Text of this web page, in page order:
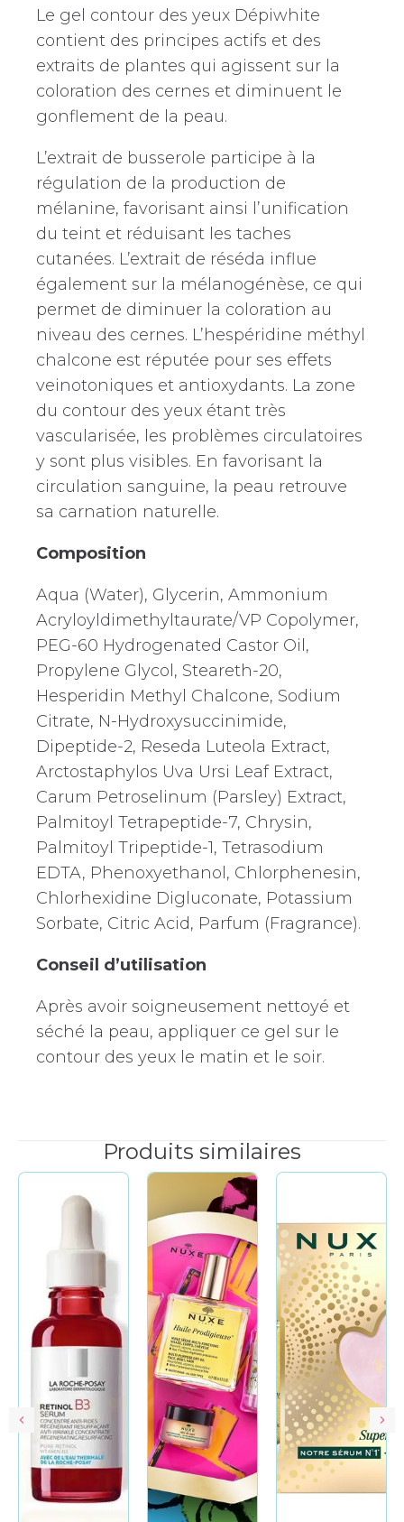
Le gel contour des yeux Dépiwhite
contient des principes actifs et des
extraits de plantes qui agissent sur la
coloration des cernes et diminuent le
gonflement de la peau.
L’extrait de busserole participe à la
régulation de la production de
mélanine, favorisant ainsi l’unification
du teint et réduisant les taches
cutanées. L’extrait de réséda influe
également sur la mélanogénèse, ce qui
permet de diminuer la coloration au
niveau des cernes. L’hespéridine méthyl
chalcone est réputée pour ses effets
veinotoniques et antioxydants. La zone
du contour des yeux étant très
vascularisée, les problèmes circulatoires
y sont plus visibles. En favorisant la
circulation sanguine, la peau retrouve
sa carnation naturelle.
Composition
Aqua (Water), Glycerin, Ammonium
Acryloyldimethyltaurate/VP Copolymer,
PEG-60 Hydrogenated Castor Oil,
Propylene Glycol, Steareth-20,
Hesperidin Methyl Chalcone, Sodium
Citrate, N-Hydroxysuccinimide,
Dipeptide-2, Reseda Luteola Extract,
Arctostaphylos Uva Ursi Leaf Extract,
Carum Petroselinum (Parsley) Extract,
Palmitoyl Tetrapeptide-7, Chrysin,
Palmitoyl Tripeptide-1, Tetrasodium
EDTA, Phenoxyethanol, Chlorphenesin,
Chlorhexidine Digluconate, Potassium
Sorbate, Citric Acid, Parfum (Fragrance).
Conseil d’utilisation
Après avoir soigneusement nettoyé et
séché la peau, appliquer ce gel sur le
contour des yeux le matin et le soir.
Produits similaires